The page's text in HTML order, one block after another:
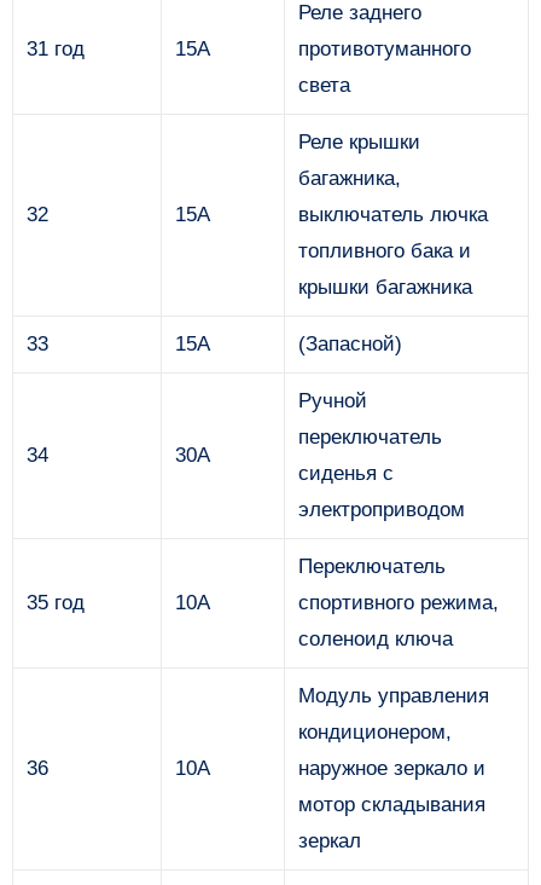
31 год 15А
Реле заднего
противотуманного
света
32 15А
Реле крышки
багажника,
выключатель лючка
топливного бака и
крышки багажника
33 15А (Запасной)
34 30А
Ручной
переключатель
сиденья с
электроприводом
35 год 10А
Переключатель
спортивного режима,
соленоид ключа
36 10А
Модуль управления
кондиционером,
наружное зеркало и
мотор складывания
зеркал